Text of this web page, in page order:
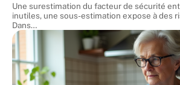
Une surestimation du facteur de sécurité
inutiles, une sous-estimation expose à des
Dans…